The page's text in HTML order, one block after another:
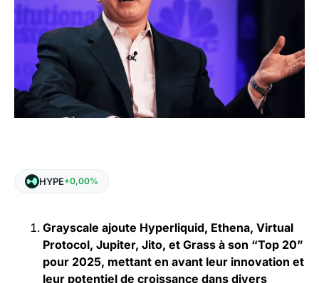
HYPE+0,00%
Grayscale ajoute Hyperliquid, Ethena, Virtual
Protocol, Jupiter, Jito, et Grass à son “Top 20”
pour 2025, mettant en avant leur innovation et
leur potentiel de croissance dans divers